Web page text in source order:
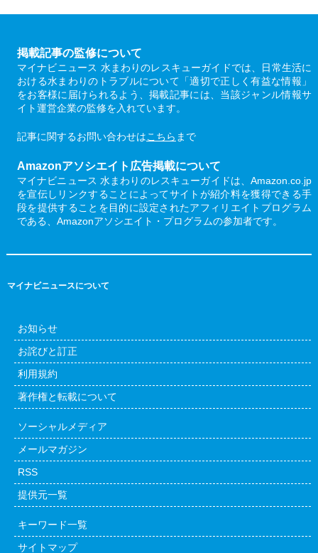
掲載記事の監修について
マイナビニュース 水まわりのレスキューガイドでは、日常生活に
おける水まわりのトラブルについて「適切で正しく有益な情報」
をお客様に届けられるよう、掲載記事には、当該ジャンル情報サ
イト運営企業の監修を入れています。
記事に関するお問い合わせはこちら まで
Amazonアソシエイト広告掲載について
マイナビニュース 水まわりのレスキューガイドは、Amazon.co.jp
を宣伝しリンクすることによってサイトが紹介料を獲得できる手
段を提供することを目的に設定されたアフィリエイトプログラム
である、Amazonアソシエイト・プログラムの参加者です。
マイナビニュースについて
お知らせ
お詫びと訂正
利用規約
著作権と転載について
ソーシャルメディア
メールマガジン
RSS
提供元一覧
キーワード一覧
サイトマップ